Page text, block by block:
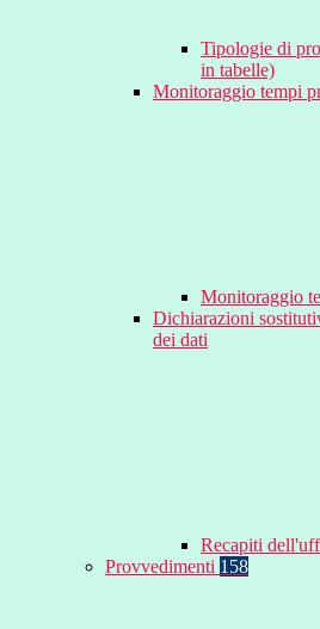
Tipologie di
in tabelle)
Monitoraggio tempi
Monitoraggio
Dichiarazioni
dei dati
Recapiti
Provvedimenti 158